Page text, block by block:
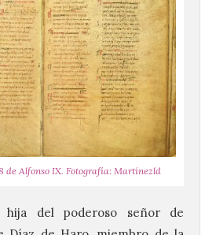
de Alfonso IX. Fotografía: Martínezld
hija del poderoso señor de